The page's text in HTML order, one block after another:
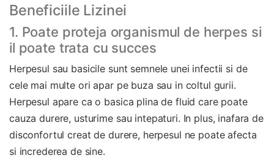
Beneficiile Lizinei
1. Poate proteja organismul de herpes si
il poate trata cu succes
Herpesul sau basicile sunt semnele unei infectii si de
cele mai multe ori apar pe buza sau in coltul gurii.
Herpesul apare ca o basica plina de fluid care poate
cauza durere, usturime sau intepaturi. In plus, inafara de
disconfortul creat de durere, herpesul ne poate afecta
si increderea de sine.